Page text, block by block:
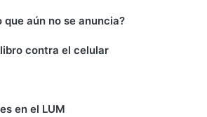
aún no se anuncia?
contra el celular
en el LUM